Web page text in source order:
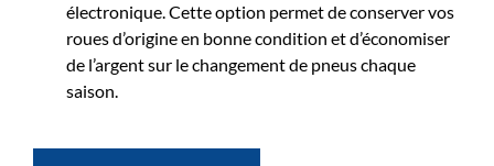
électronique. Cette option permet de conserver vos
roues d’origine en bonne condition et d’économiser
de l’argent sur le changement de pneus chaque
saison.